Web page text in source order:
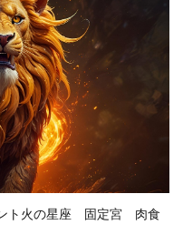
ト火の星座 固定宮 肉食